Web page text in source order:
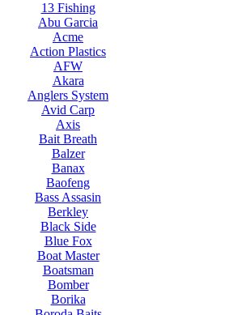
13 Fishing
Abu Garcia
Acme
Action Plastics
AFW
Akara
Anglers System
Avid Carp
Axis
Bait Breath
Balzer
Banax
Baofeng
Bass Assasin
Berkley
Black Side
Blue Fox
Boat Master
Boatsman
Bomber
Borika